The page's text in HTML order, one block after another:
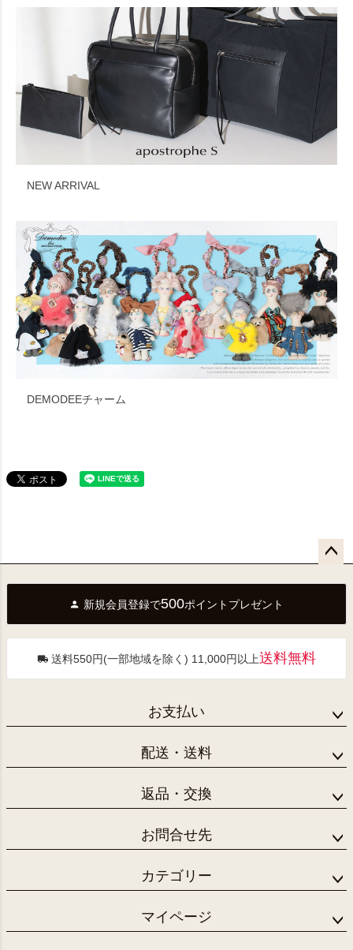
NEW ARRIVAL
DEMODEEチャーム
へ
新規会員登録で500ポイントプレゼント
送料550円(一部地域を除く) 11,000円以上送料無料
お支払い
配送・送料
返品・交換
お問合せ先
カテゴリー
マイページ